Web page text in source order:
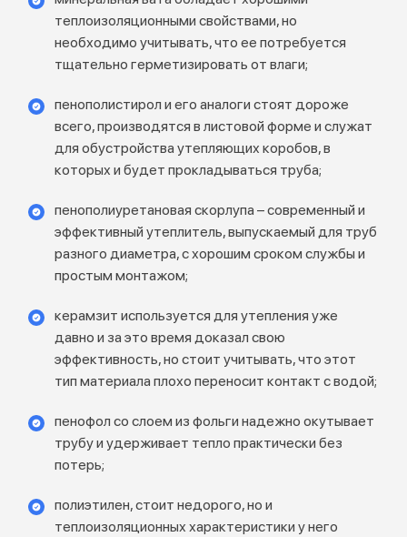
теплоизоляционными свойствами, но
необходимо учитывать, что ее потребуется
тщательно герметизировать от влаги;
пенополистирол и его аналоги стоят дороже
всего, производятся в листовой форме и служат
для обустройства утепляющих коробов, в
которых и будет прокладываться труба;
пенополиуретановая скорлупа – современный и
эффективный утеплитель, выпускаемый для труб
разного диаметра, с хорошим сроком службы и
простым монтажом;
керамзит используется для утепления уже
давно и за это время доказал свою
эффективность, но стоит учитывать, что этот
тип материала плохо переносит контакт с водой;
пенофол со слоем из фольги надежно окутывает
трубу и удерживает тепло практически без
потерь;
полиэтилен, стоит недорого, но и
теплоизоляционных характеристики у него